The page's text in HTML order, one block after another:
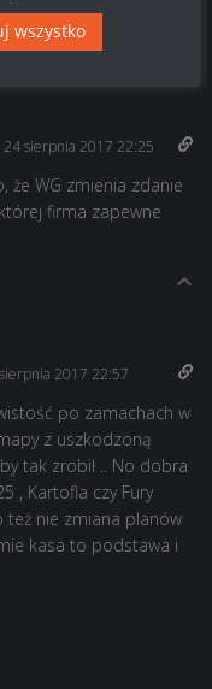
ale taka prawda
24 sierpnia 2017 22:25
że WG zmienia zdanie
firma zapewne
2017 22:57
po zamachach w
z uszkodzoną
tak zrobił .. No dobra
, Kartofla czy Fury
też nie zmiana planów
kasa to podstawa i
wszystko